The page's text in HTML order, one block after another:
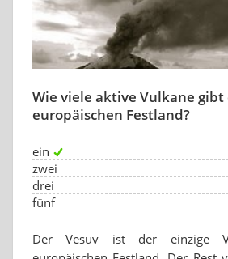
Wie viele aktive Vulkane gibt
europäischen Festland?
ein
zwei
drei
fünf
Der Vesuv ist der einzige